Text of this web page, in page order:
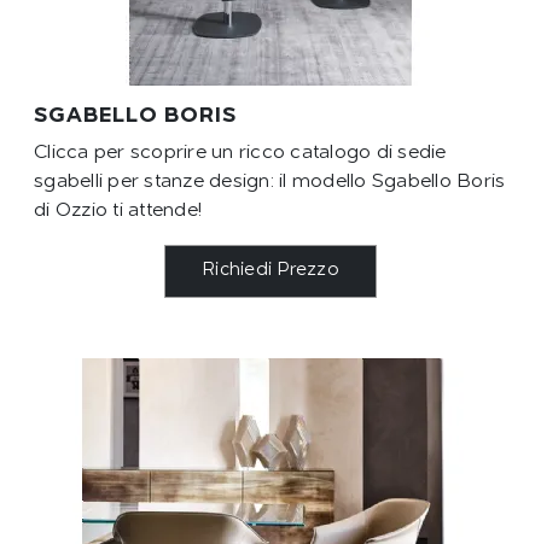
SGABELLO BORIS
Clicca per scoprire un ricco catalogo di sedie
sgabelli per stanze design: il modello Sgabello Boris
di Ozzio ti attende!
Richiedi Prezzo